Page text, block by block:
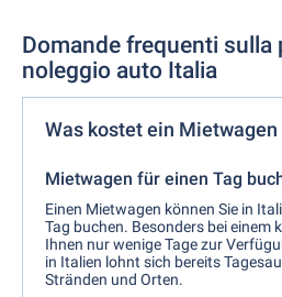
Domande frequenti sulla
noleggio auto Italia
Was kostet ein
Mietwagen für einen Tag
Einen Mietwagen können Sie in
Tag buchen. Besonders bei einem
Ihnen nur wenige Tage zur
in Italien lohnt sich bereits
Stränden und Orten.